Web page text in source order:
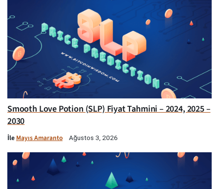
Smooth Love Potion (SLP) Fiyat Tahmini – 2024, 2025 –
2030
İle Mayıs Amaranto Ağustos 3, 2026